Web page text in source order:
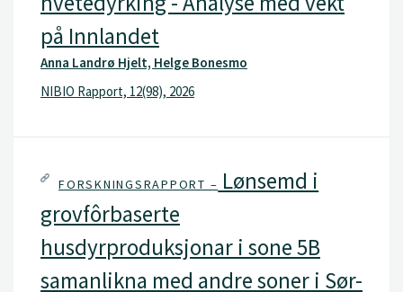
på Innlandet
Anna Landrø Hjelt, Helge Bonesmo
NIBIO Rapport, 12(98), 2026
FORSKNINGSRAPPORT – Lønsemd i
grovfôrbaserte
husdyrproduksjonar i sone 5B
samanlikna med andre soner i Sør-